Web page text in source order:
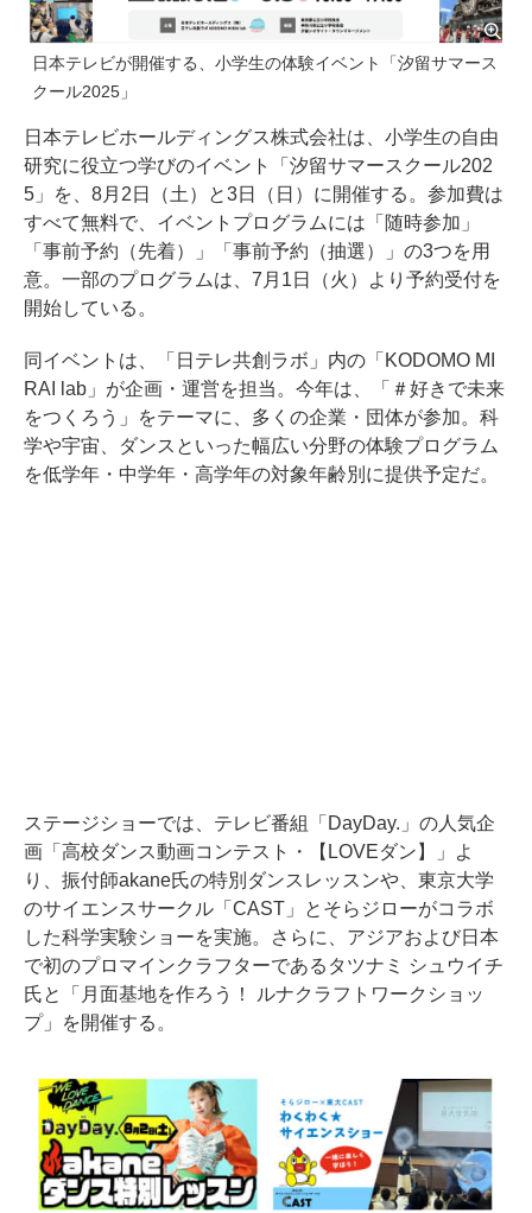
日本テレビが開催する、小学生の体験イベント「汐留サマース
クール2025」
日本テレビホールディングス株式会社は、小学生の自由
研究に役立つ学びのイベント「汐留サマースクール202
5」を、8月2日（土）と3日（日）に開催する。参加費は
すべて無料で、イベントプログラムには「随時参加」
「事前予約（先着）」「事前予約（抽選）」の3つを用
意。一部のプログラムは、7月1日（火）より予約受付を
開始している。
同イベントは、「日テレ共創ラボ」内の「KODOMO MI
RAI lab」が企画・運営を担当。今年は、「＃好きで未来
をつくろう」をテーマに、多くの企業・団体が参加。科
学や宇宙、ダンスといった幅広い分野の体験プログラム
を低学年・中学年・高学年の対象年齢別に提供予定だ。
ステージショーでは、テレビ番組「DayDay.」の人気企
画「高校ダンス動画コンテスト・【LOVEダン】」よ
り、振付師akane氏の特別ダンスレッスンや、東京大学
のサイエンスサークル「CAST」とそらジローがコラボ
した科学実験ショーを実施。さらに、アジアおよび日本
で初のプロマインクラフターであるタツナミ シュウイチ
氏と「月面基地を作ろう！ ルナクラフトワークショッ
プ」を開催する。